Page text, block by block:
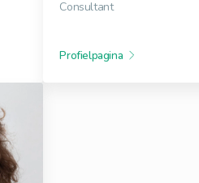
Consultant
Profielpagina